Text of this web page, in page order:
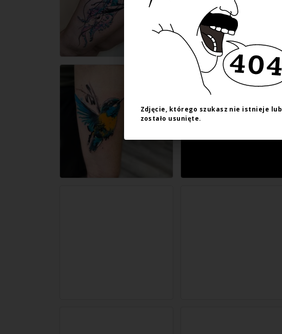
Zdjęcie, którego szukasz nie istnieje lub
zostało usunięte.